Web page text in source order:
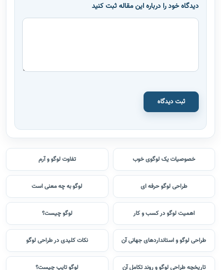
دیدگاه خود را درباره این مقاله ثبت کنید
ثبت دیدگاه
خصوصیات یک لوگوی خوب تفاوت لوگو و آرم
طراحی لوگو حرفه ای لوگو به چه معنی است
اهمیت لوگو در کسب و کار لوگو چیست؟
طراحی لوگو و استانداردهای جهانی آن نکات کلیدی در طراحی لوگو
تاریخچه طراحی لوگو و روند تکامل آن لوگو تایپ چیست؟